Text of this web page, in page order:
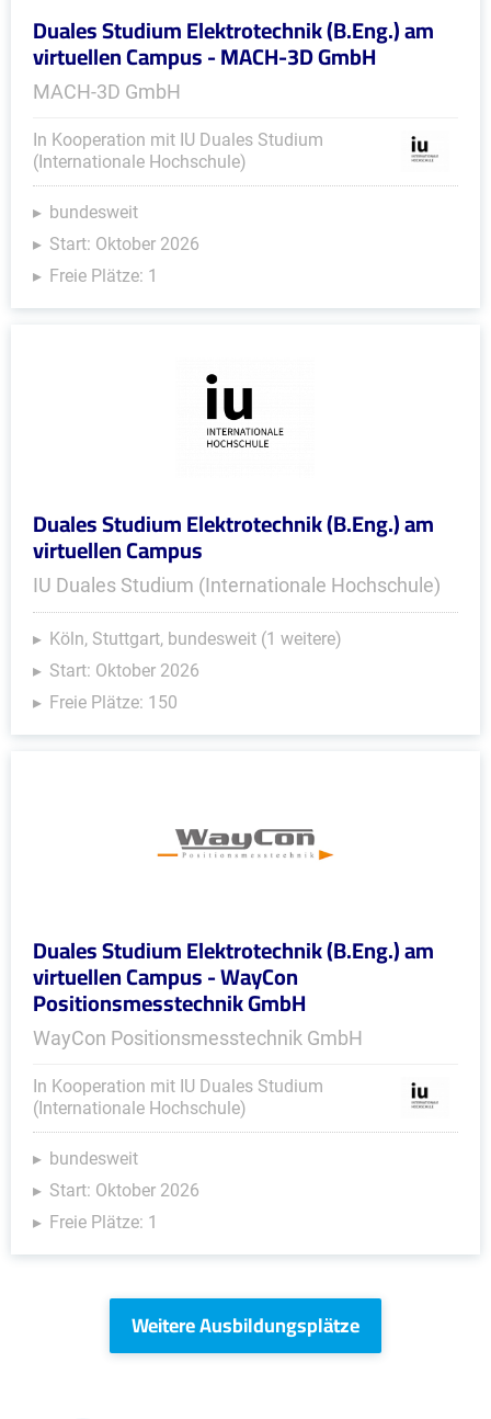
Duales Studium Elektrotechnik (B.Eng.) am
virtuellen Campus - MACH-3D GmbH
MACH-3D GmbH
In Kooperation mit IU Duales Studium
(Internationale Hochschule)
bundesweit
Start: Oktober 2026
Freie Plätze: 1
Duales Studium Elektrotechnik (B.Eng.) am
virtuellen Campus
IU Duales Studium (Internationale Hochschule)
Köln, Stuttgart, bundesweit (1 weitere)
Start: Oktober 2026
Freie Plätze: 150
Duales Studium Elektrotechnik (B.Eng.) am
virtuellen Campus - WayCon
Positionsmesstechnik GmbH
WayCon Positionsmesstechnik GmbH
In Kooperation mit IU Duales Studium
(Internationale Hochschule)
bundesweit
Start: Oktober 2026
Freie Plätze: 1
Weitere Ausbildungsplätze